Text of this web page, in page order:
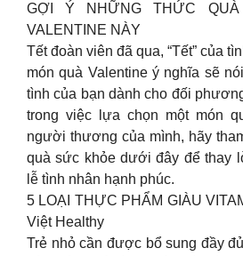
GỢI Ý NHỮNG THỨC
VALENTINE NÀY
Tết đoàn viên đã qua, “Tết” của
món quà Valentine ý nghĩa sẽ
tình của bạn dành cho đối
trong việc lựa chọn một món
người thương của mình, hãy
quà sức khỏe dưới đây để thay
lễ tình nhân hạnh phúc.
5 LOẠI THỰC PHẨM GIÀU
Việt Healthy
Trẻ nhỏ cần được bổ sung đầy